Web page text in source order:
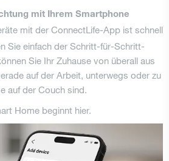
mit Ihrem Smartphone
mit der ConnectLife-App ist schnell
Sie einfach der Schritt-für-Schritt-
Sie Ihr Zuhause von überall aus
auf der Arbeit, unterwegs oder zu
auf der Couch sind.
Home beginnt hier.